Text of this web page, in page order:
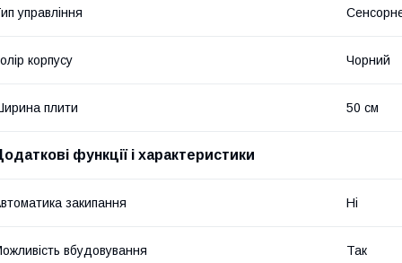
управління
корпусу Чорний
плити 50 см
функції і характеристики
закипання Ні
вбудовування Так